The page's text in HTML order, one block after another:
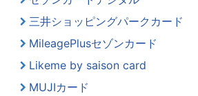
三井ショッピングパークカード
MileagePlusセゾンカード
Likeme by saison card
MUJIカード